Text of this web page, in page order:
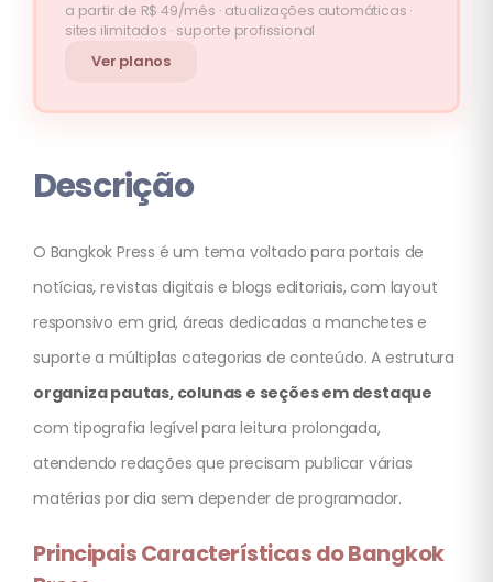
a partir de R$ 49/mês · atualizações automáticas ·
sites ilimitados · suporte profissional
Ver planos
Descrição
O Bangkok Press é um tema voltado para portais de
notícias, revistas digitais e blogs editoriais, com layout
responsivo em grid, áreas dedicadas a manchetes e
suporte a múltiplas categorias de conteúdo. A estrutura
organiza pautas, colunas e seções em destaque
com tipografia legível para leitura prolongada,
atendendo redações que precisam publicar várias
matérias por dia sem depender de programador.
Principais Características do Bangkok